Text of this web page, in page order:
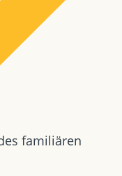
familiären